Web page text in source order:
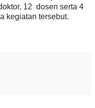
12 dosen serta 4
kegiatan tersebut.